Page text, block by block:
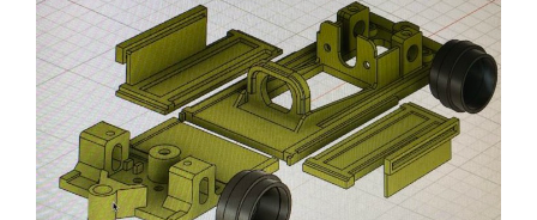
How
To »